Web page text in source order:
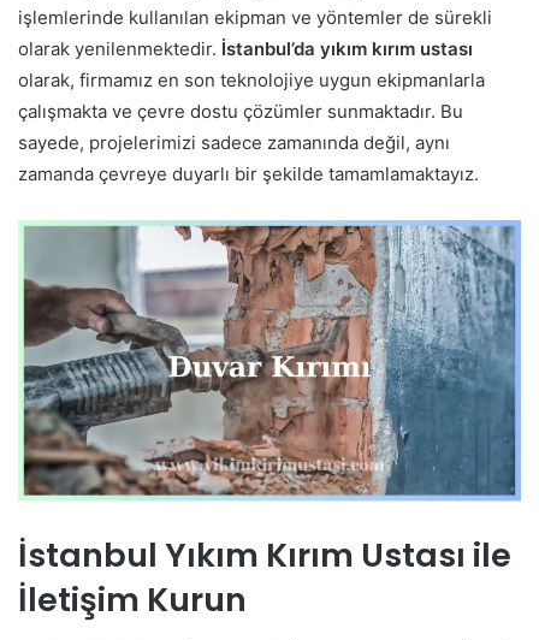
işlemlerinde kullanılan ekipman ve yöntemler de sürekli
olarak yenilenmektedir. İstanbul’da yıkım kırım ustası
olarak, firmamız en son teknolojiye uygun ekipmanlarla
çalışmakta ve çevre dostu çözümler sunmaktadır. Bu
sayede, projelerimizi sadece zamanında değil, aynı
zamanda çevreye duyarlı bir şekilde tamamlamaktayız.
İstanbul Yıkım Kırım Ustası ile
İletişim Kurun